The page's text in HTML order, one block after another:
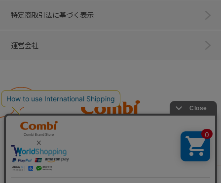
特定商取引法に基づく表示
運営会社